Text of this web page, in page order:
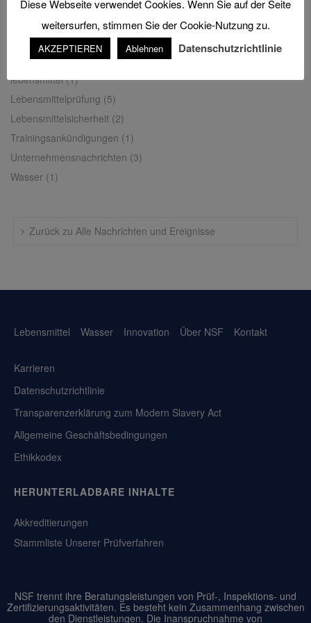
KATEGORIEN
Andere(1)
lebensmittel(1)
Lebensmittelprüfung (5)
Lebensmittelsicherheit (2)
Trainingsankündigungen (1)
Unternehmensnachrichten (3)
Wasser (1)
Zurück zu Alle Nachrichten und Ereignisse
Lebensmittel Wasser Innovation Über NSF Kontakt
Karrieren
Datenschutzrichtlinie
Transparenzerklärung zum Modern Slavery Act
Allgemeine Geschäftsbedingungen
Ethikkodex
HERUNTERLADBARE INHALTE
Akkreditierungen
Stammliste Unserer Prüfverfahren
NSF trennt ihre Beratungsleistungen von Prüf-, Inspektions- und
Zertifizierungsaktivitäten. Es besteht kein Zusammenhang zwischen
den Dienstleistungen. Die Inanspruchnahme von
Diese Webseite verwendet Cookies. Wenn Sie auf der Seite
weitersurfen, stimmen Sie der Cookie-Nutzung zu.
AKZEPTIEREN Ablehnen Datenschutzrichtlinie